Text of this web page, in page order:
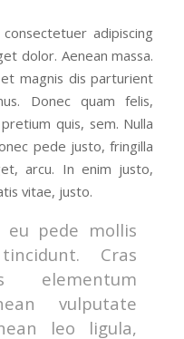
adipiscing
dolor. Aenean massa.
magnis dis parturient
Donec quam felis,
quis, sem. Nulla
pede justo, fringilla
arcu. In enim justo,
vitae, justo.
eu pede mollis
Cras
elementum
vulputate
leo ligula,